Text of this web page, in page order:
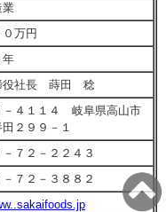
業
０万円
年
役社長 蒔田 稔
－４１１４ 岐阜県高山市
２９９－１
－７２－２２４３
－７２－３８８２